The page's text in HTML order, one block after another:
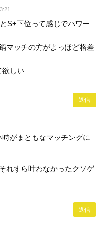
S+下位って感じでパワー
マッチの方がよっぽど格差
欲しい
返信
がまともなマッチングに
れすら叶わなかったクソゲ
返信